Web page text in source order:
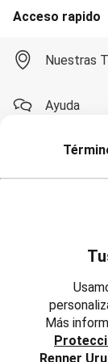
Moda Playa
Bikini Top
Cartera y Mochilas
Esteras
Flotadores
Monte su Bikini
Salidas de Playa
Corta y Media
Jean y Sarga
Acceso rapido
Nuestras
Ayuda
Compra
Trabaja con
Inversores
Reglamentos,
Más
Renner